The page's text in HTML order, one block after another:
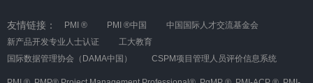
友情链接： PMI ® PMI ®中国
中国国际人才交流基金会
新产品开发专业人士认证
工大教育
国际数据管理协会（DAMA中国）
CSPM项目管理人员评价信息系统